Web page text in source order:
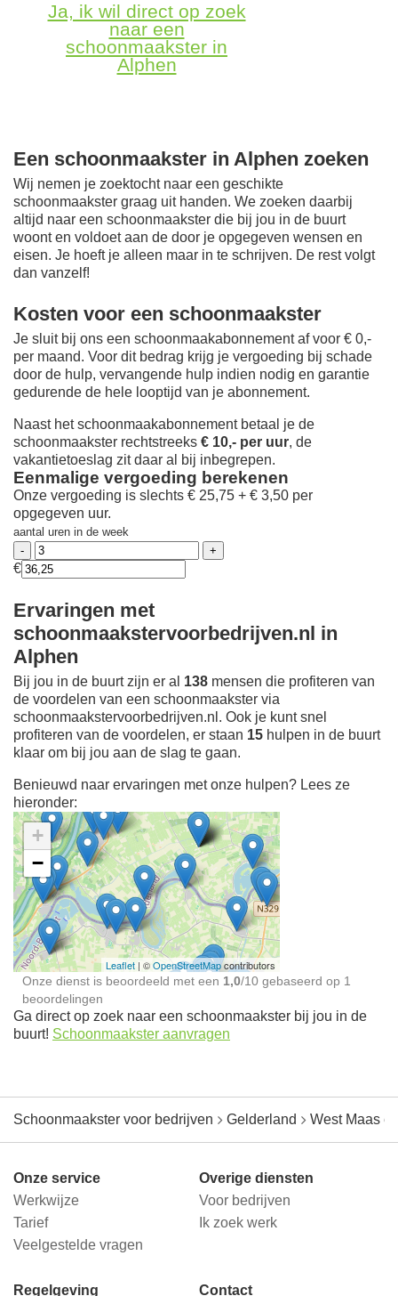
Ja, ik wil direct op zoek
naar een
schoonmaakster in
Alphen
Een schoonmaakster in Alphen zoeken
Wij nemen je zoektocht naar een geschikte
schoonmaakster graag uit handen. We zoeken daarbij
altijd naar een schoonmaakster die bij jou in de buurt
woont en voldoet aan de door je opgegeven wensen en
eisen. Je hoeft je alleen maar in te schrijven. De rest volgt
dan vanzelf!
Kosten voor een schoonmaakster
Je sluit bij ons een schoonmaakabonnement af voor € 0,-
per maand. Voor dit bedrag krijg je vergoeding bij schade
door de hulp, vervangende hulp indien nodig en garantie
gedurende de hele looptijd van je abonnement.
Naast het schoonmaakabonnement betaal je de
schoonmaakster rechtstreeks € 10,- per uur, de
vakantietoeslag zit daar al bij inbegrepen.
Eenmalige vergoeding berekenen
Onze vergoeding is slechts € 25,75 + € 3,50 per
opgegeven uur.
aantal uren in de week
€
Ervaringen met
schoonmaakstervoorbedrijven.nl in
Alphen
Bij jou in de buurt zijn er al 138 mensen die profiteren van
de voordelen van een schoonmaakster via
schoonmaakstervoorbedrijven.nl. Ook je kunt snel
profiteren van de voordelen, er staan 15 hulpen in de buurt
klaar om bij jou aan de slag te gaan.
Benieuwd naar ervaringen met onze hulpen? Lees ze
hieronder:
Ontdek meer ervaringen
Schoonmaakster bij
jou in de buurt
+
−
Leaflet | ©OpenStreetMapcontributors
Onze dienst is beoordeeld met een 1,0/10 gebaseerd op 1
beoordelingen
Ga direct op zoek naar een schoonmaakster bij jou in de
buurt! Schoonmaakster aanvragen
Schoonmaakster voor bedrijven Gelderland West Maas
Onze service
Werkwijze
Tarief
Veelgestelde vragen
Overige diensten
Voor bedrijven
Ik zoek werk
Regelgeving Contact